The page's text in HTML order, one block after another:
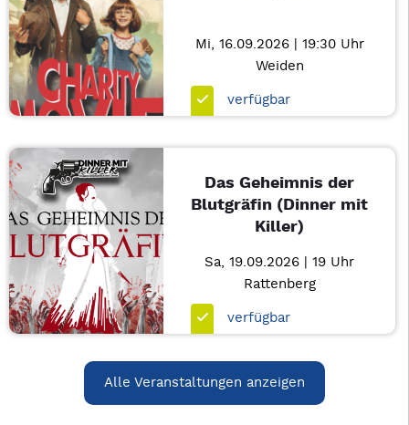
Mi, 16.09.2026 | 19:30 Uhr
Weiden
verfügbar
Das Geheimnis der
Blutgräfin (Dinner mit
Killer)
Sa, 19.09.2026 | 19 Uhr
Rattenberg
verfügbar
Alle Veranstaltungen anzeigen